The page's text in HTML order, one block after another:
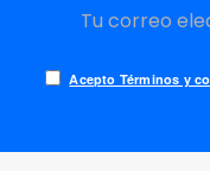
Acepto Términos y